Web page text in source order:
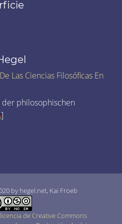
Las Ciencias Filosóficas En
der philosophischen
]
by hegel.net, Kai Froeb
de Creative Commons